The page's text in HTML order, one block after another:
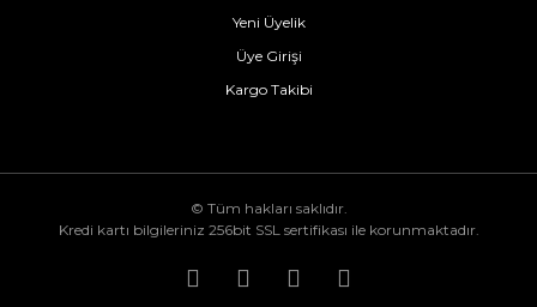
Yeni Üyelik
Üye Girişi
Kargo Takibi
© Tüm hakları saklıdır.
Kredi kartı bilgileriniz 256bit SSL sertifikası ile korunmaktadır.